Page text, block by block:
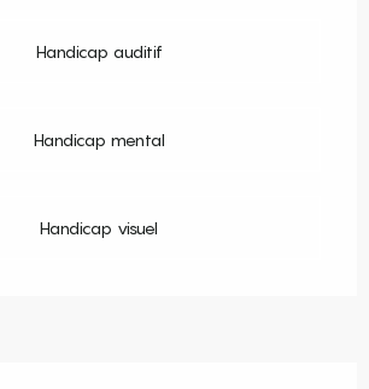
Handicap auditif
Handicap mental
Handicap visuel